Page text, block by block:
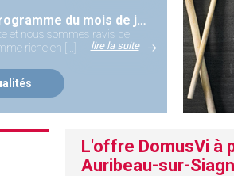
Découvrez notre programme du mois de juillet !
et nous sommes ravis de
riche en [...]
lire la suite
L'offre DomusVi à
Auribeau-sur-